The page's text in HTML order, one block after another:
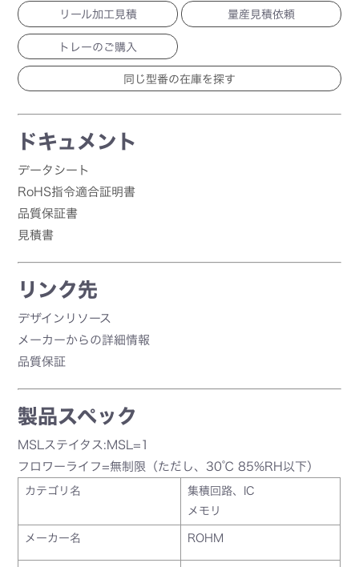
リール加工見積 量産見積依頼
トレーのご購入
ドキュメント
データシート
RoHS指令適合証明書
品質保証書
見積書
リンク先
デザインリソース
メーカーからの詳細情報
品質保証
製品スペック
MSLステイタス:MSL=1
フロワーライフ=無制限（ただし、30℃ 85%RH以下）
カテゴリ名
集積回路、IC
メモリ
メーカー名 ROHM